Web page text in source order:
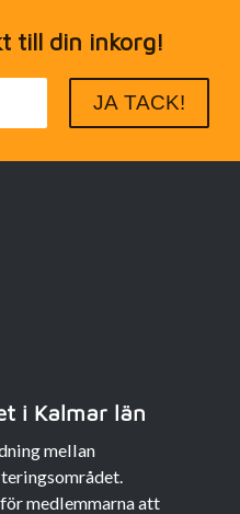
till din inkorg!
i Kalmar län
mellan
medlemmarna att